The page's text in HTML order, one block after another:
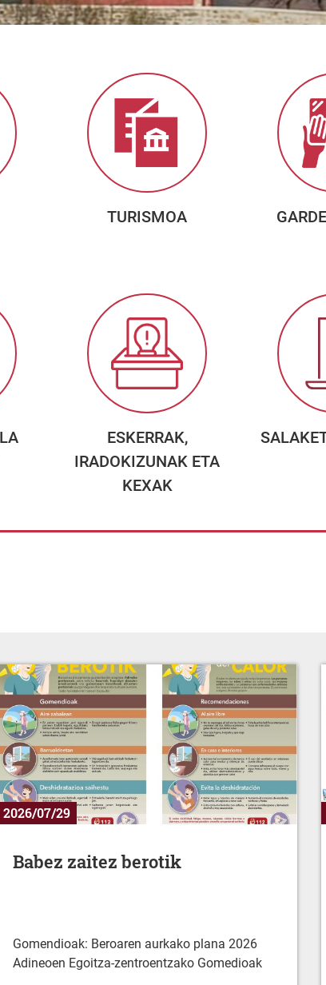
TURISMOA
ESKERRAK,
IRADOKIZUNAK ETA
KEXAK
2026/07/29
Babez zaitez berotik
Gomendioak: Beroaren aurkako plana 2026
Adineoen Egoitza-zentroentzako Gomedioak